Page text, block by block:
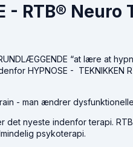
- RTB®
“at lære at
HYPNOSE - TEKNIKKEN
- man ændrer
det nyeste indenfor terapi.
psykoterapi.